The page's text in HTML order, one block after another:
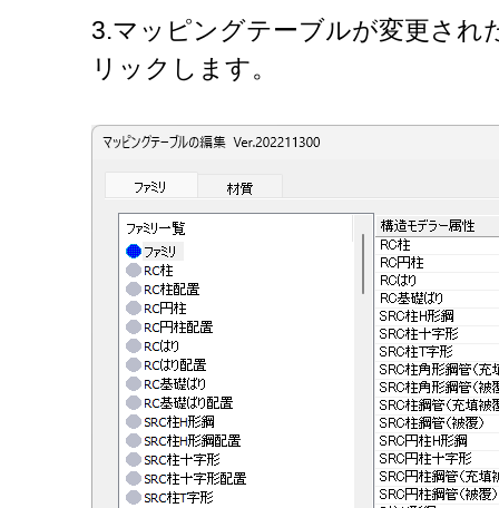
3.マッピングテーブルが変更され
リックします。